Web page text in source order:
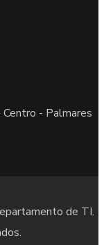
Centro - Palmares
de TI.